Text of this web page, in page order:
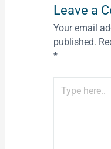
Leave a
Your email
published.
*
here..